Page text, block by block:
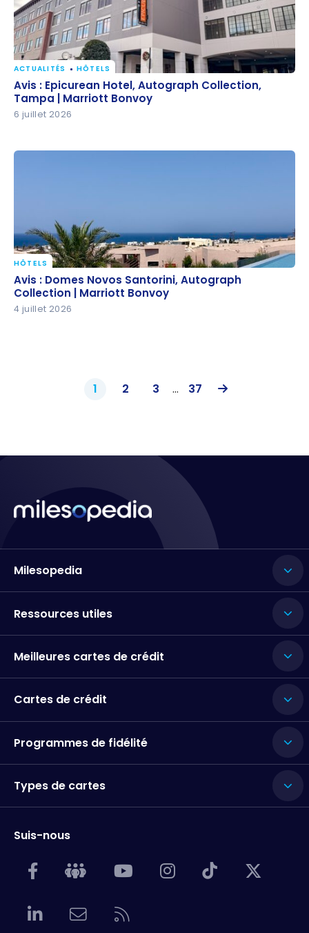
Avis : Epicurean Hotel, Autograph Collection, Tampa
| Marriott Bonvoy
ACTUALITÉS HÔTELS
Avis : Epicurean Hotel, Autograph Collection,
Tampa | Marriott Bonvoy
6 juillet 2026
Avis : Domes Novos Santorini, Autograph Collection |
Marriott Bonvoy
HÔTELS
Avis : Domes Novos Santorini, Autograph
Collection | Marriott Bonvoy
4 juillet 2026
1 2 3 ... 37
Milesopedia
Ressources utiles
Meilleures cartes de crédit
Cartes de crédit
Programmes de fidélité
Types de cartes
Suis-nous